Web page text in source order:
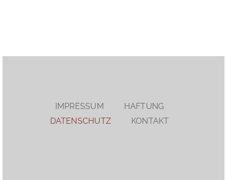
IMPRESSUM
HAFTUNG
DATENSCHUTZ
KONTAKT